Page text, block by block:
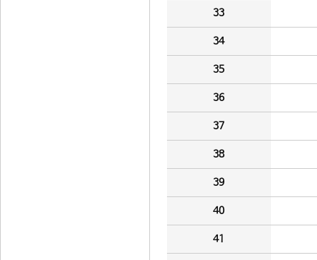
33
34
35
36
37
38
39
40
41